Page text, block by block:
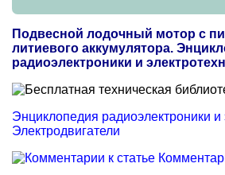
Подвесной лодочный мотор с
литиевого аккумулятора.
радиоэлектроники и
Энциклопедия радиоэлектроники и
Электродвигатели